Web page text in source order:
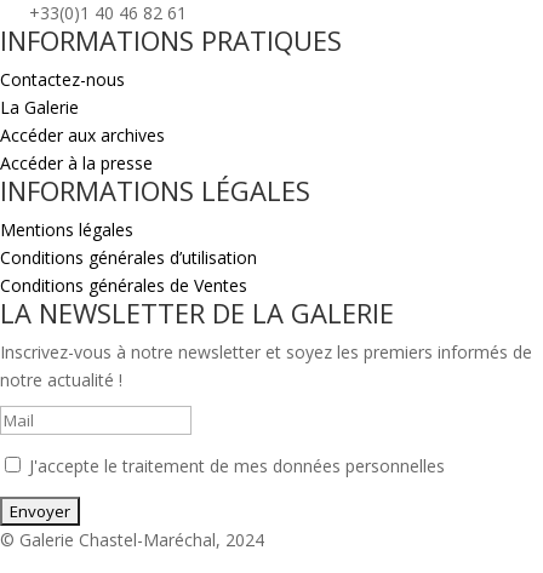
+33(0)1 40 46 82 61
INFORMATIONS PRATIQUES
Contactez-nous
La Galerie
Accéder aux archives
Accéder à la presse
INFORMATIONS LÉGALES
Mentions légales
Conditions générales d’utilisation
Conditions générales de Ventes
LA NEWSLETTER DE LA GALERIE
Inscrivez-vous à notre newsletter et soyez les premiers informés de
notre actualité !
J'accepte le traitement de mes données personnelles
© Galerie Chastel-Maréchal, 2024